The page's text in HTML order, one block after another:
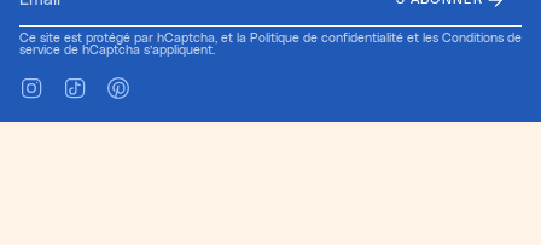
Ce site est protégé par hCaptcha, et la Politique de confidentialité et les Conditions de
service de hCaptcha s’appliquent.
Instagram
TikTok